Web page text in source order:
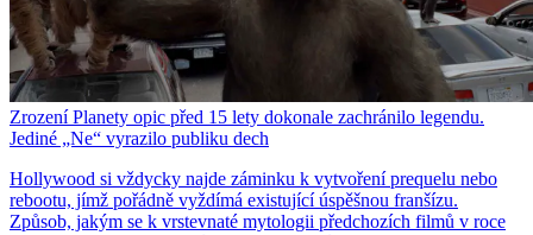
Zrození Planety opic před 15 lety dokonale zachránilo legendu.
Jediné „Ne“ vyrazilo publiku dech
Hollywood si vždycky najde záminku k vytvoření prequelu nebo
rebootu, jímž pořádně vyždímá existující úspěšnou franšízu.
Způsob, jakým se k vrstevnaté mytologii předchozích filmů v roce